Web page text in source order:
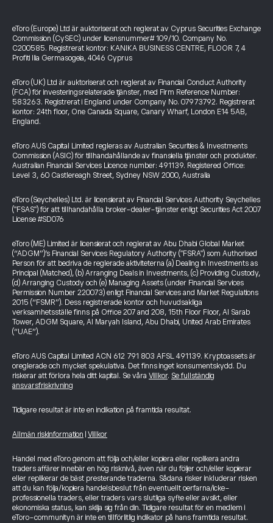
eToro (Europe) Ltd är auktoriserat och reglerat av Cyprus Securities Exchange
Commission (CySEC) under licensnummer# 109/10. Company No.
C200585. Registrerat kontor: KANIKA BUSINESS CENTRE, FLOOR 7, 4
Profiti Ilia Germasogeia, 4046 Cyprus
eToro (UK) Ltd är auktoriserat och reglerat av Financial Conduct Authority
(FCA) för investeringsrelaterade tjänster, med Firm Reference Number:
583263. Registrerat i England under Company No. 07973792. Registrerat
kontor: 24th floor, One Canada Square, Canary Wharf, London E14 5AB,
England.
eToro AUS Capital Limited regleras av Australian Securities & Investments
Commission (ASIC) för tillhandahållande av finansiella tjänster och produkter.
Australian Financial Services Licence number: 491139. Registered Office:
Level 3, 60 Castlereagh Street, Sydney NSW 2000, Australia
eToro (Seychelles) Ltd. är licensierat av Financial Services Authority Seychelles
("FSAS") för att tillhandahålla broker-dealer-tjänster enligt Securities Act 2007
License #SD076
eToro (ME) Limited är licensierat och reglerat av Abu Dhabi Global Market
(“ADGM”)’s Financial Services Regulatory Authority ("FSRA") som Authorised
Person för att bedriva de reglerade aktiviteterna (a) Dealing in Investments as
Principal (Matched), (b) Arranging Deals in Investments, (c) Providing Custody,
(d) Arranging Custody och (e) Managing Assets (under Financial Services
Permission Number 220073) enligt Financial Services and Market Regulations
2015 (“FSMR”). Dess registrerade kontor och huvudsakliga
verksamhetsställe finns på Office 207 and 208, 15th Floor Floor, Al Sarab
Tower, ADGM Square, Al Maryah Island, Abu Dhabi, United Arab Emirates
(“UAE”).
eToro AUS Capital Limited ACN 612 791 803 AFSL 491139. Kryptoassets är
oreglerade och mycket spekulativa. Det finns inget konsumentskydd. Du
riskerar att förlora hela ditt kapital. Se våra Villkor. Se fullständig
ansvarsfriskrivning
Tidigare resultat är inte en indikation på framtida resultat.
Allmän riskinformation Villkor
Handel med eToro genom att följa och/eller kopiera eller replikera andra
traders affärer innebär en hög risknivå, även när du följer och/eller kopierar
eller replikerar de bäst presterande traderna. Sådana risker inkluderar risken
att du kan följa/kopiera handelsbeslut från eventuellt oerfarna/icke-
professionella traders, eller traders vars slutliga syfte eller avsikt, eller
ekonomiska status, kan skilja sig från din. Tidigare resultat för en medlem i
eToro-communityn är inte en tillförlitlig indikator på hans framtida resultat.